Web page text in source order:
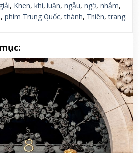
giải, Khen, khi, luận, ngẫu, ngờ, nhắm,
, phim Trung Quốc,thành, Thiên,trang.